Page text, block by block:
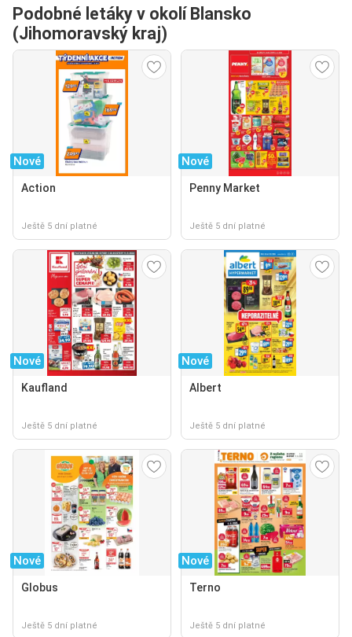
Podobné letáky v okolí Blansko
(Jihomoravský kraj)
Nové
Action
Ještě 5 dní platné
Nové
Penny Market
Ještě 5 dní platné
Nové
Kaufland
Ještě 5 dní platné
Nové
Albert
Ještě 5 dní platné
Nové
Globus
Ještě 5 dní platné
Nové
Terno
Ještě 5 dní platné